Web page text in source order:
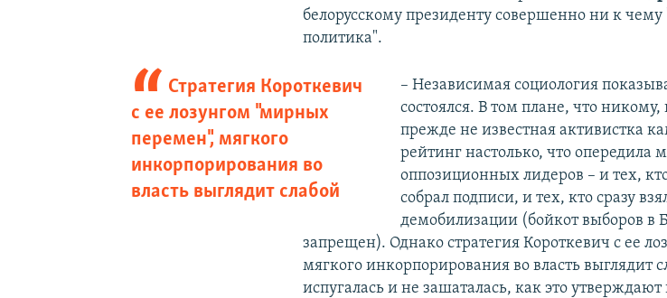
белорусскому президенту совершенно ни к чему
политика".
Стратегия Короткевич
с ее лозунгом "мирных
перемен", мягкого
инкорпорирования во
власть выглядит слабой
– Независимая социология
состоялся. В том плане, что
прежде не известная активистка
рейтинг настолько, что
оппозиционных лидеров – и тех,
собрал подписи, и тех, кто сразу
демобилизации (бойкот выборов в
запрещен). Однако стратегия Короткевич с ее
мягкого инкорпорирования во власть выглядит
испугалась и не зашаталась, как это